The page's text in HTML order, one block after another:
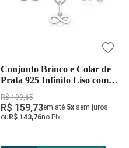
Conjunto Brinco e Colar de
Prata 925 Infinito Liso com
45cm
R$ 199,65
R$ 159,73em até 5x sem juros
ouR$ 143,76no Pix